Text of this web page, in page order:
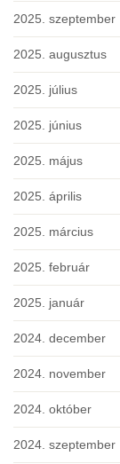
2025. szeptember
2025. augusztus
2025. július
2025. június
2025. május
2025. április
2025. március
2025. február
2025. január
2024. december
2024. november
2024. október
2024. szeptember